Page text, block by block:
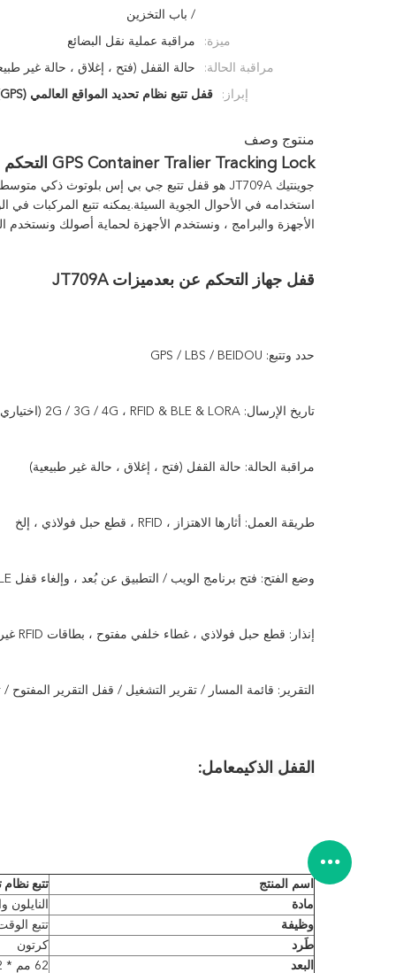
/ باب التخزين
ميزة: مراقبة عملية نقل البضائع
مراقبة الحالة: حالة القفل (فتح ، إغلاق ، حالة غير
إبراز: قفل تتبع نظام تحديد المواقع العالمي (GPS) للحاوية
منتوج وصف
GPS Container Tralier Tracking Lock التحكم عن بعد على شبكة الإنترنت
جوينتيك
استخدامه في الأحوال الجوية السيئة.يمكنه تتبع المركبات في
الأجهزة والبرامج ، ونستخدم الأجهزة لحماية أصولك
قفل جهاز التحكم عن بعدميزات JT709A
حدد وتتبع: GPS / LBS / BEIDOU
تاريخ الإرسال: 2G / 3G / 4G ، RFID & BLE & LORA (اختياري)
مراقبة الحالة: حالة القفل (فتح ، إغلاق ، حالة غير طبيعية)
طريقة العمل: أثارها الاهتزاز ، RFID ، قطع حبل فولاذي ، إلخ
وضع الفتح: فتح برنامج الويب / التطبيق عن بُعد ، وإلغاء قفل BLE و RFID في الموقع
إنذار: قطع حبل فولاذي ، غطاء خلفي مفتوح ، بطاقات RFID غير مصرح بها ، مستوى بطارية منخفض
التقرير: قائمة المسار / تقرير التشغيل / قفل التقرير المفتوح
القفل الذكيمعامل:
اسم المنتج تتبع نظام
مادة
النايلون
وظيفة
تتبع
طَرد
كرتون
البعد
62 مم * 82 مم * 28 مم